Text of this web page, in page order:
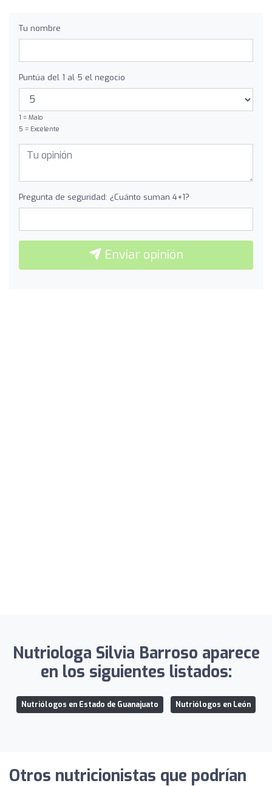
Tu nombre
Puntúa del 1 al 5 el negocio
1 = Malo
5 = Excelente
Pregunta de seguridad: ¿Cuánto suman 4+1?
Enviar opinión
Nutriologa Silvia Barroso aparece
en los siguientes listados:
Nutriólogos en Estado de Guanajuato Nutriólogos en León
Otros nutricionistas que podrían